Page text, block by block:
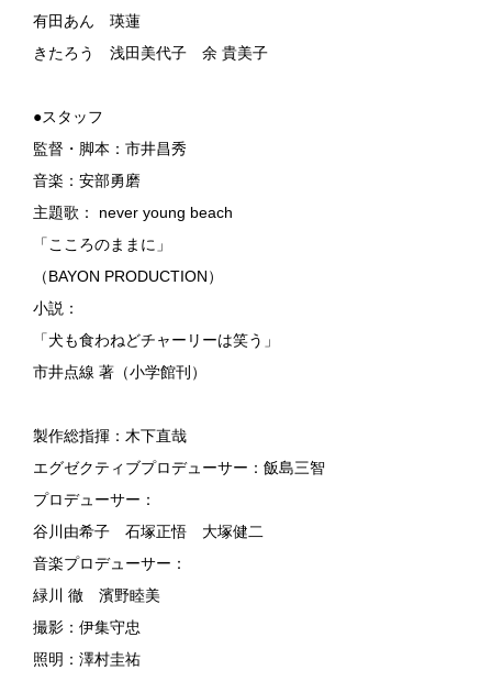
有田あん 瑛蓮
きたろう 浅田美代子 余 貴美子
●スタッフ
監督・脚本：市井昌秀
音楽：安部勇磨
主題歌： never young beach
「こころのままに」
（BAYON PRODUCTION）
小説：
「犬も食わねどチャーリーは笑う」
市井点線 著（小学館刊）
製作総指揮：木下直哉
エグゼクティブプロデューサー：飯島三智
プロデューサー：
谷川由希子 石塚正悟 大塚健二
音楽プロデューサー：
緑川 徹 濱野睦美
撮影：伊集守忠
照明：澤村圭祐